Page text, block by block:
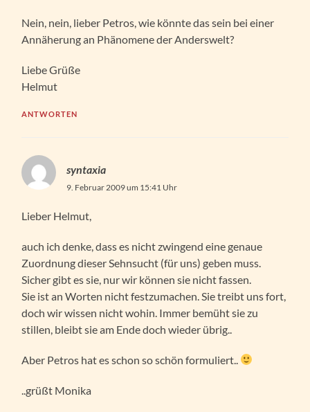
Nein, nein, lieber Petros, wie könnte das sein bei einer
Annäherung an Phänomene der Anderswelt?
Liebe Grüße
Helmut
ANTWORTEN
syntaxia
9. Februar 2009 um 15:41 Uhr
Lieber Helmut,
auch ich denke, dass es nicht zwingend eine genaue
Zuordnung dieser Sehnsucht (für uns) geben muss.
Sicher gibt es sie, nur wir können sie nicht fassen.
Sie ist an Worten nicht festzumachen. Sie treibt uns fort,
doch wir wissen nicht wohin. Immer bemüht sie zu
stillen, bleibt sie am Ende doch wieder übrig..
Aber Petros hat es schon so schön formuliert..
..grüßt Monika